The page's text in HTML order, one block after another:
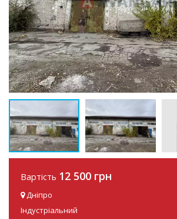
Вартість 12 500 грн
Дніпро
Індустріальний